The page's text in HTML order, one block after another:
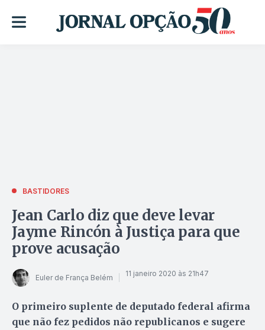
BASTIDORES
Jean Carlo diz que deve levar
Jayme Rincón à Justiça para que
prove acusação
Euler de França Belém 11 janeiro 2020 às 21h47
O primeiro suplente de deputado federal afirma
que não fez pedidos não republicanos e sugere